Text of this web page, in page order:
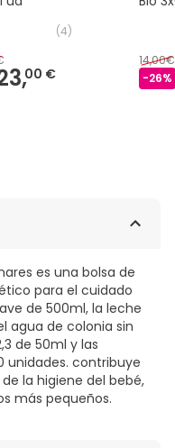
(4)
00 €
14,00€
-26%
es una bolsa de
para el cuidado
de 500ml, la leche
agua de colonia sin
de 50ml y las
unidades. contribuye
la higiene del bebé,
más pequeños.